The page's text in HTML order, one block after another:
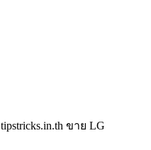
ขาย LG